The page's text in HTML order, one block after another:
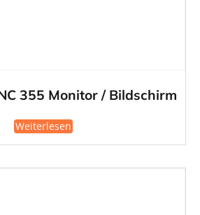
355 Monitor / Bildschirm
Weiterlesen